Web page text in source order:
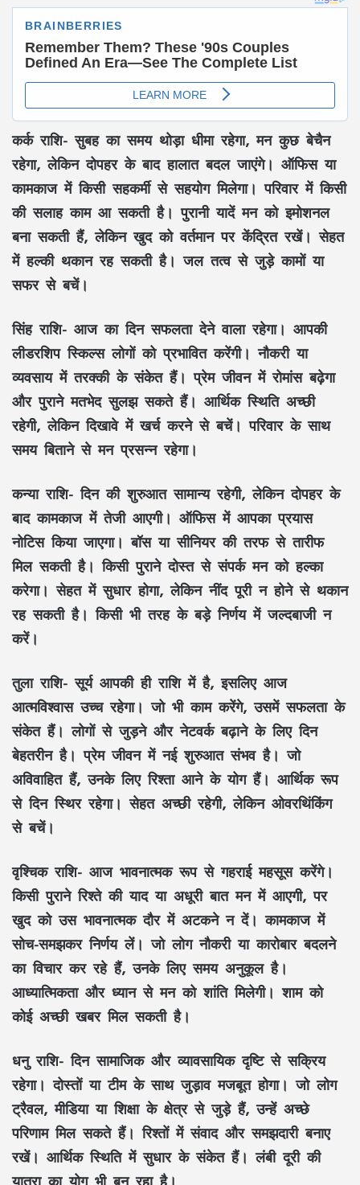
कर्क राशि-सुबह का समय थोड़ा धीमा रहेगा, मन कुछ बेचैन
रहेगा, लेकिन दोपहर के बाद हालात बदल जाएंगे। ऑफिस या
कामकाज में किसी सहकर्मी से सहयोग मिलेगा। परिवार में किसी
की सलाह काम आ सकती है। पुरानी यादें मन को इमोशनल
बना सकती हैं, लेकिन खुद को वर्तमान पर केंद्रित रखें। सेहत
में हल्की थकान रह सकती है। जल तत्व से जुड़े कामों या
सफर से बचें।
सिंह राशि- आज का दिन सफलता देने वाला रहेगा। आपकी
लीडरशिप स्किल्स लोगों को प्रभावित करेंगी। नौकरी या
व्यवसाय में तरक्की के संकेत हैं। प्रेम जीवन में रोमांस बढ़ेगा
और पुराने मतभेद सुलझ सकते हैं। आर्थिक स्थिति अच्छी
रहेगी, लेकिन दिखावे में खर्च करने से बचें। परिवार के साथ
समय बिताने से मन प्रसन्न रहेगा।
कन्या राशि-दिन की शुरुआत सामान्य रहेगी, लेकिन दोपहर के
बाद कामकाज में तेजी आएगी। ऑफिस में आपका प्रयास
नोटिस किया जाएगा। बॉस या सीनियर की तरफ से तारीफ
मिल सकती है। किसी पुराने दोस्त से संपर्क मन को हल्का
करेगा। सेहत में सुधार होगा, लेकिन नींद पूरी न होने से थकान
रह सकती है। किसी भी तरह के बड़े निर्णय में जल्दबाजी न
करें।
तुला राशि-सूर्य आपकी ही राशि में है, इसलिए आज
आत्मविश्वास उच्च रहेगा। जो भी काम करेंगे, उसमें सफलता के
संकेत हैं। लोगों से जुड़ने और नेटवर्क बढ़ाने के लिए दिन
बेहतरीन है। प्रेम जीवन में नई शुरुआत संभव है। जो
अविवाहित हैं, उनके लिए रिश्ता आने के योग हैं। आर्थिक रूप
से दिन स्थिर रहेगा। सेहत अच्छी रहेगी, लेकिन ओवरथिंकिंग
से बचें।
वृश्चिक राशि- आज भावनात्मक रूप से गहराई महसूस करेंगे।
किसी पुराने रिश्ते की याद या अधूरी बात मन में आएगी, पर
खुद को उस भावनात्मक दौर में अटकने न दें। कामकाज में
सोच-समझकर निर्णय लें। जो लोग नौकरी या कारोबार बदलने
का विचार कर रहे हैं, उनके लिए समय अनुकूल है।
आध्यात्मिकता और ध्यान से मन को शांति मिलेगी। शाम को
कोई अच्छी खबर मिल सकती है।
धनु राशि-दिन सामाजिक और व्यावसायिक दृष्टि से सक्रिय
रहेगा। दोस्तों या टीम के साथ जुड़ाव मजबूत होगा। जो लोग
ट्रैवल, मीडिया या शिक्षा के क्षेत्र से जुड़े हैं, उन्हें अच्छे
परिणाम मिल सकते हैं। रिश्तों में संवाद और समझदारी बनाए
रखें। आर्थिक स्थिति में सुधार के संकेत हैं। लंबी दूरी की